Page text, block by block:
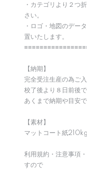
・カテゴリより２つ
さい。
・ロゴ・地図のデー
置いたします。
【納期】
完全受注生産の為ご
校了後より８日前後
あくまで納期や目安
【素材】
マットコート紙
利用規約・注意事項
すので